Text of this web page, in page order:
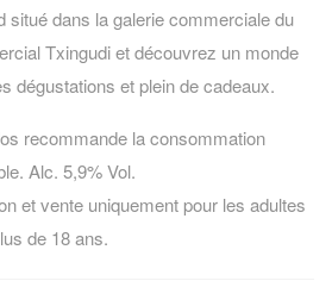
situé dans la galerie commerciale du
Txingudi et découvrez un monde
dégustations et plein de cadeaux.
recommande la consommation
Alc. 5,9% Vol.
et vente uniquement pour les adultes
de 18 ans.